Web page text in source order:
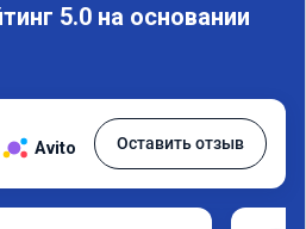
5.0 на основании
Avito Оставить отзыв